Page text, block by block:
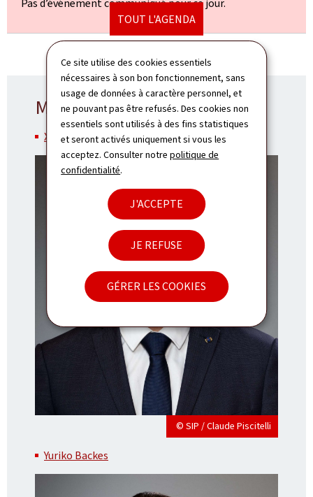
Ce site utilise des cookies essentiels
nécessaires à son bon fonctionnement, sans
usage de données à caractère personnel, et
ne pouvant pas être refusés. Des cookies non
essentiels sont utilisés à des fins statistiques
et seront activés uniquement si vous les
acceptez. Consulter notrepolitique de
confidentialité.
J'ACCEPTE
JE REFUSE
GÉRER LES COOKIES
Pas d’événement communiqué pour ce jour.
TOUT L'AGENDA
Ministres
Xavier Bettel
© SIP / Claude Piscitelli
Yuriko Backes